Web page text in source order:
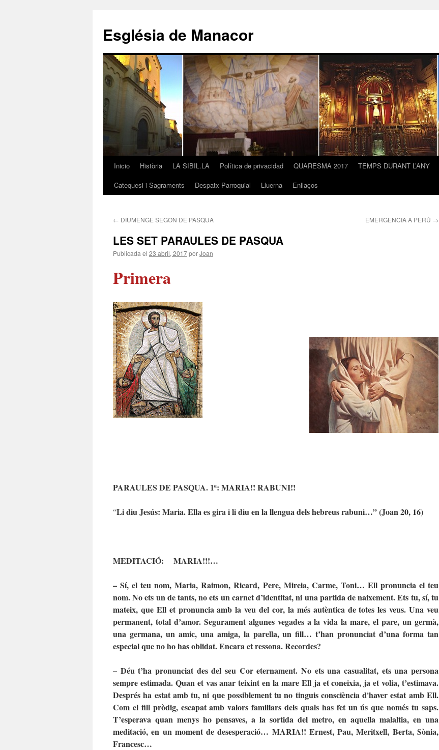
contenido
Església de Manacor
Inicio Història LA SIBIL.LA Política de privacidad QUARESMA 2017 TEMPS DURANT L’ANY
Catequesi i Sagraments
Despatx Parroquial Lluerna Enllaços
← DIUMENGE SEGON DE PASQUA EMERGÈNCIA A PERÚ →
LES SET PARAULES DE PASQUA
Publicada el 23 abril, 2017porJoan
Primera
PARAULES DE PASQUA. 1ª: MARIA!! RABUNI!!
“Li diu Jesús: Maria. Ella es gira i li diu en la llengua dels hebreus rabuni…” (Joan 20, 16)
MEDITACIÓ: MARIA!!!…
– Sí, el teu nom, Maria, Raimon, Ricard, Pere, Mireia, Carme, Toni… Ell pronuncia el teu
nom. No ets un de tants, no ets un carnet d’identitat, ni una partida de naixement. Ets tu, sí, tu
mateix, que Ell et pronuncia amb la veu del cor, la més autèntica de totes les veus. Una veu
permanent, total d’amor. Segurament algunes vegades a la vida la mare, el pare, un germà,
una germana, un amic, una amiga, la parella, un fill… t’han pronunciat d’una forma tan
especial que no ho has oblidat. Encara et ressona. Recordes?
– Déu t’ha pronunciat des del seu Cor eternament. No ets una casualitat, ets una persona
sempre estimada. Quan et vas anar teixint en la mare Ell ja et coneixia, ja et volia, t’estimava.
Després ha estat amb tu, ni que possiblement tu no tinguis consciència d'haver estat amb Ell.
Com el fill pròdig, escapat amb valors familiars dels quals has fet un ús que només tu saps.
T’esperava quan menys ho pensaves, a la sortida del metro, en aquella malaltia, en una
meditació, en un moment de desesperació… MARIA!! Ernest, Pau, Meritxell, Berta, Sònia,
Francesc…